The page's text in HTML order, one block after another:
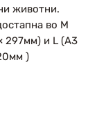
животни.
во М
297мм) и L (А3
)